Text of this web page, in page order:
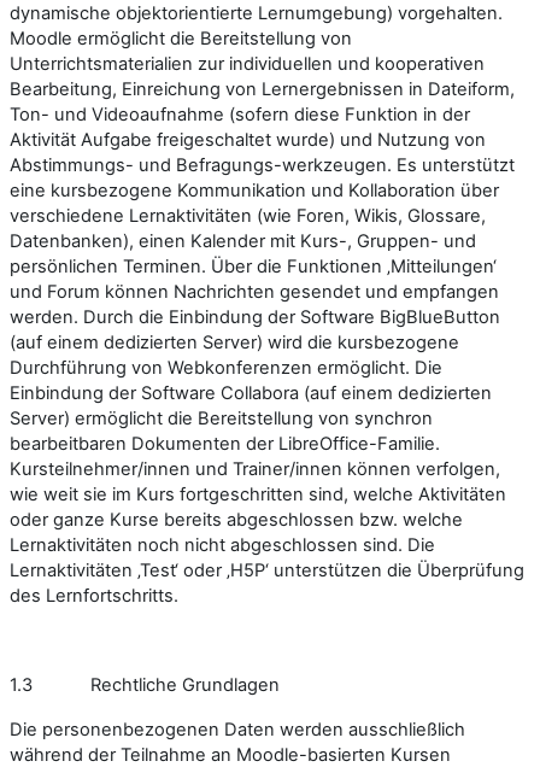
dynamische objektorientierte Lernumgebung) vorgehalten.
Moodle ermöglicht die Bereitstellung von
Unterrichtsmaterialien zur individuellen und kooperativen
Bearbeitung, Einreichung von Lernergebnissen in Dateiform,
Ton- und Videoaufnahme (sofern diese Funktion in der
Aktivität Aufgabe freigeschaltet wurde) und Nutzung von
Abstimmungs- und Befragungs-werkzeugen. Es unterstützt
eine kursbezogene Kommunikation und Kollaboration über
verschiedene Lernaktivitäten (wie Foren, Wikis, Glossare,
Datenbanken), einen Kalender mit Kurs-, Gruppen- und
persönlichen Terminen. Über die Funktionen ‚Mitteilungen‘
und Forum können Nachrichten gesendet und empfangen
werden. Durch die Einbindung der Software BigBlueButton
(auf einem dedizierten Server) wird die kursbezogene
Durchführung von Webkonferenzen ermöglicht. Die
Einbindung der Software Collabora (auf einem dedizierten
Server) ermöglicht die Bereitstellung von synchron
bearbeitbaren Dokumenten der LibreOffice-Familie.
Kursteilnehmer/innen und Trainer/innen können verfolgen,
wie weit sie im Kurs fortgeschritten sind, welche Aktivitäten
oder ganze Kurse bereits abgeschlossen bzw. welche
Lernaktivitäten noch nicht abgeschlossen sind. Die
Lernaktivitäten ‚Test‘ oder ‚H5P‘ unterstützen die Überprüfung
des Lernfortschritts.
1.3 Rechtliche Grundlagen
Die personenbezogenen Daten werden ausschließlich
während der Teilnahme an Moodle-basierten Kursen